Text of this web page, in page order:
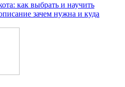
как выбрать и научить
зачем нужна и куда